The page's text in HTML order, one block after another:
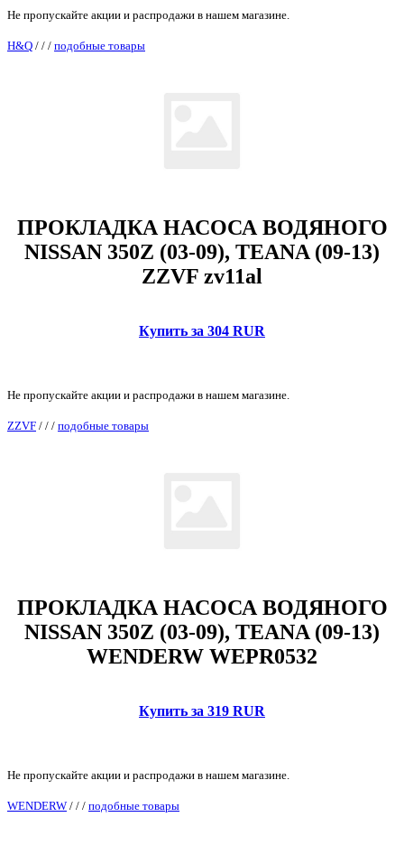
Не пропускайте акции и распродажи в нашем магазине.
H&Q / / / подобные товары
ПРОКЛАДКА НАСОСА ВОДЯНОГО
NISSAN 350Z (03-09), TEANA (09-13)
ZZVF zv11al
Купить за 304 RUR
Не пропускайте акции и распродажи в нашем магазине.
ZZVF / / / подобные товары
ПРОКЛАДКА НАСОСА ВОДЯНОГО
NISSAN 350Z (03-09), TEANA (09-13)
WENDERW WEPR0532
Купить за 319 RUR
Не пропускайте акции и распродажи в нашем магазине.
WENDERW / / / подобные товары